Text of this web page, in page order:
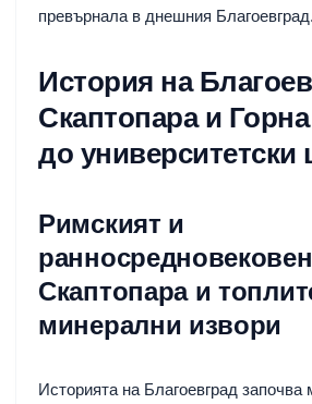
превърнала в днешния Благоевград.
История на
Скаптопара и
до университетски
Римският и
Скаптопара и
минерални извори
Историята на Благоевград започва